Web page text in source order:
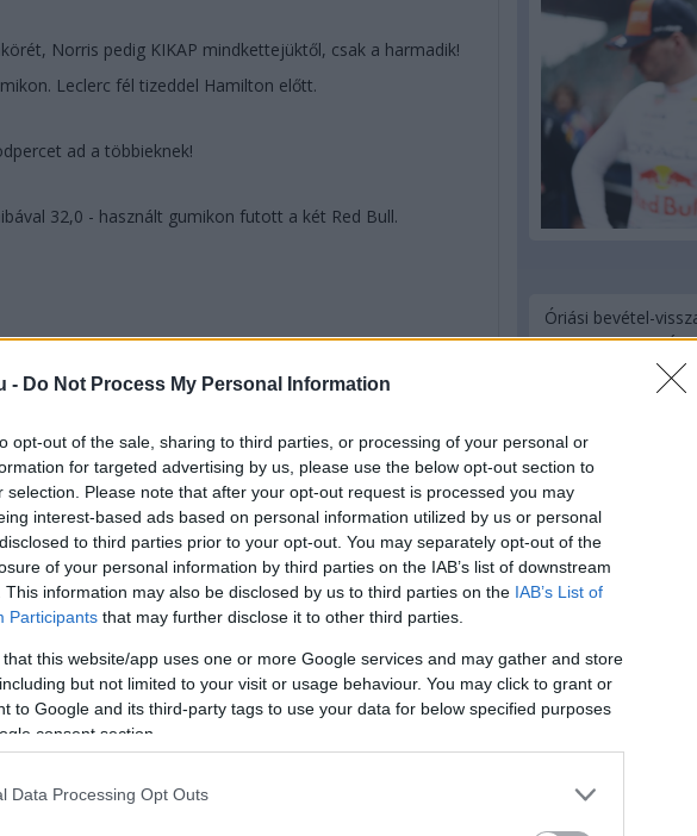
- Do Not Process My Personal Information
opt-out of the sale, sharing to third parties, or processing of your personal or
for targeted advertising by us, please use the below opt-out section to
selection. Please note that after your opt-out request is processed you may
interest-based ads based on personal information utilized by us or personal
to third parties prior to your opt-out. You may separately opt-out of the
of your personal information by third parties on the IAB’s list of downstream
This information may also be disclosed by us to third parties on the IAB’s List of
Participants that may further disclose it to other third parties.
that this website/app uses one or more Google services and may gather and store
but not limited to your visit or usage behaviour. You may click to grant or
to Google and its third-party tags to use your data for below specified purposes
consent section.
Data Processing Opt Outs
Norris pedig KIKAP mindkettejüktől, csak a harmadik!
Leclerc fél tizeddel Hamilton előtt.
ad a többieknek!
32,0 - használt gumikon futott a két Red Bull.
a két Red Bull, Gasly és Sainz van ott a Q3-ban!
- mögötte Hadjar, Hülkenberg, Alonso, és a balesetező
de itt a vége: TSUNODA BEJUT A Q3-BA!
Red Bull is ott van a Q3-ban - tizedikként, de csak két
két tizedet kap Piastritól!
Antonellit, feljön negyediknek.
Óriási bevétel-
a
Kerékpáros
Bottas az